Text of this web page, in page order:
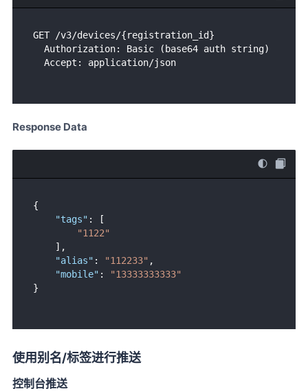
GET /v3/devices/{registration_id}
  Accept: application/json
Response Data
{
"tags" :
[
"1122"
] ,
"alias" : "112233" ,
"mobile" :
"13333333333"
}
使用别名/标签进行推送
控制台推送